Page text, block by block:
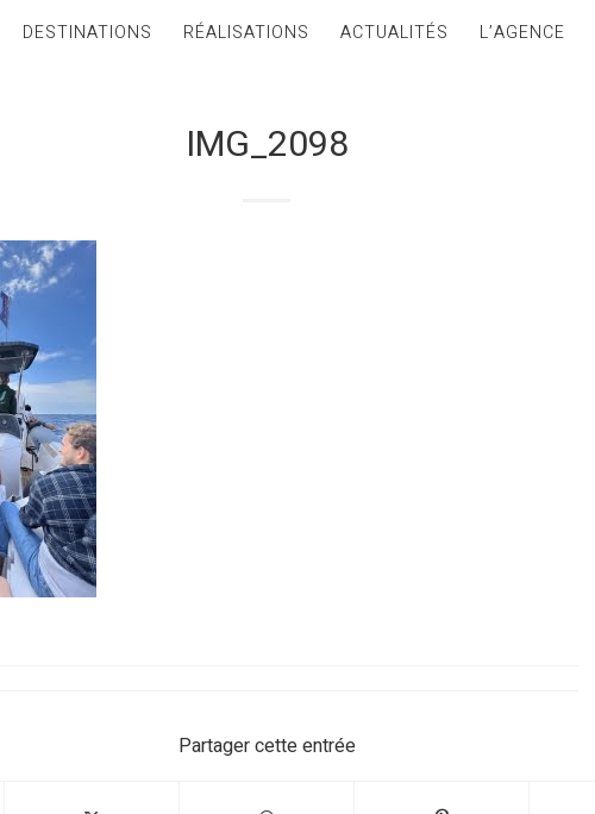
DESTINATIONS RÉALISATIONS ACTUALITÉS L’AGENCE
IMG_2098
Partager cette entrée